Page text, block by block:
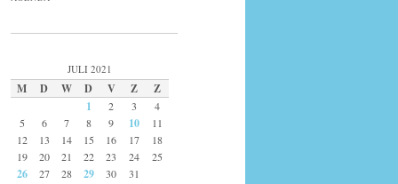
JULI 2021
M D W D V Z
Z
1
2 3
4
5
6 7 8 9 10
11
12
13 14 15 16 17
18
19
20 21 22 23 24 25
26 27 28 29 30 31